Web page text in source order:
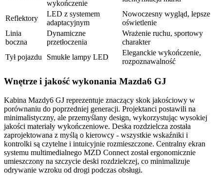
wykończenie
Reflektory
LED z systemem
adaptacyjnym
Nowoczesny wygląd, lepsze
oświetlenie
Linia
boczna
Dynamiczne
przetłoczenia
Wrażenie ruchu, sportowy
charakter
Tył pojazdu
Smukłe lampy LED
Eleganckie wykończenie,
rozpoznawalność
Wnętrze i jakość wykonania Mazda6 GJ
Kabina Mazdy6 GJ reprezentuje znaczący skok jakościowy w
porównaniu do poprzedniej generacji. Projektanci postawili na
minimalistyczny, ale przemyślany design, wykorzystując wysokiej
jakości materiały wykończeniowe. Deska rozdzielcza została
zaprojektowana z myślą o kierowcy - wszystkie wskaźniki i
kontrolki są czytelne i intuicyjnie rozmieszczone. Centralny ekran
systemu multimedialnego MZD Connect został ergonomicznie
umieszczony na szczycie deski rozdzielczej, co minimalizuje
odrywanie wzroku od drogi podczas obsługi.